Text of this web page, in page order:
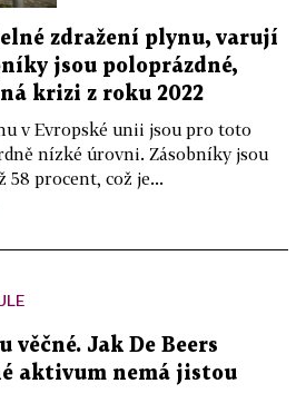
zdražení plynu, varují
jsou poloprázdné,
krizi z roku 2022
v Evropské unii jsou pro toto
nízké úrovni. Zásobníky jsou
58 procent, což je...
věčné. Jak De Beers
aktivum nemá jistou